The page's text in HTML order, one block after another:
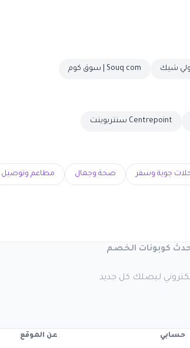
Souq com | سوق كوم
Centrepoint سنتربوينت
جوية وسفر صحة وجمال مطاعم وتوصيل
كوبونات الخصم
ليصلك كل جديد
حسابي عن الموقع